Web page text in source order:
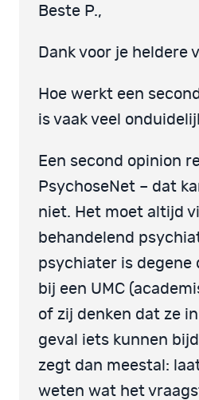
Beste P.,
Dank voor je heldere
Hoe werkt een
is vaak veel
Een second opinion
PsychoseNet – dat
niet. Het moet altijd
behandelend
psychiater is degene
bij een UMC
of zij denken dat ze
geval iets kunnen
zegt dan meestal:
weten wat het